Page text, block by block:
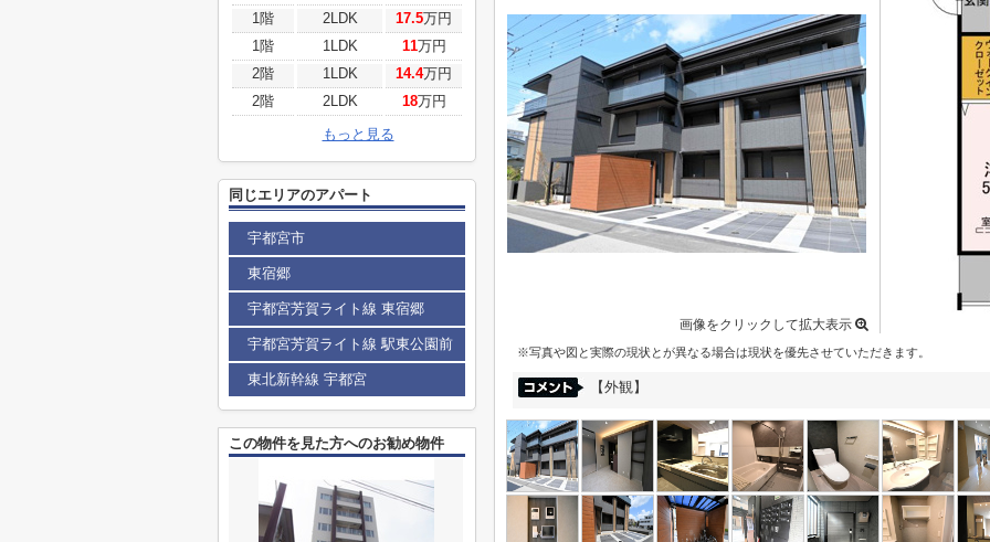
画像をクリックして拡大表示
※写真や図と実際の現状とが異なる場合は現状を優先させていただきます。
【外観】
1階
2LDK 17.5万円
1階
1LDK 11万円
2階
1LDK 14.4万円
2階
2LDK 18万円
もっと見る
同じエリアのアパート
宇都宮市
東宿郷
宇都宮芳賀ライト線 東宿郷
宇都宮芳賀ライト線 駅東公園前
東北新幹線 宇都宮
この物件を見た方へのお勧め物件